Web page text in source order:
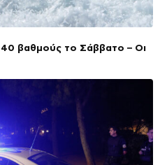
βαθμούς το Σάββατο – Οι